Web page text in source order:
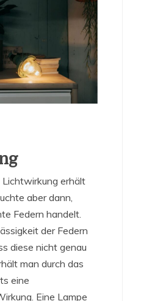
Lichtwirkung erhält
aber dann,
Federn handelt.
der Federn
diese nicht genau
man durch das
eine
Eine Lampe